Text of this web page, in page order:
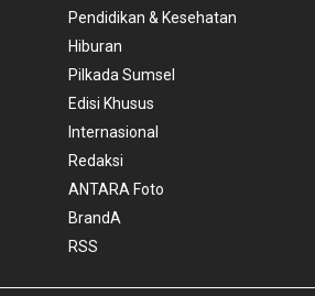
Pendidikan & Kesehatan
Hiburan
Pilkada Sumsel
Edisi Khusus
Internasional
Redaksi
ANTARA Foto
BrandA
RSS